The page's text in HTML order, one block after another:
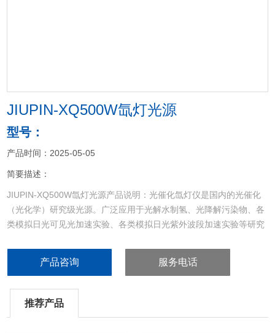
JIUPIN-XQ500W氙灯光源
型号：
产品时间：2025-05-05
简要描述：
JIUPIN-XQ500W氙灯光源产品说明：光催化氙灯仪是国内的光催化
（光化学）研究级光源。广泛应用于光解水制氢、光降解污染物、各
类模拟日光可见光加速实验、各类模拟日光紫外波段加速实验等研究
总体催化效果评价。该产品可配合多种反应器（系统）可完成固、
产品咨询 服务电话
推荐产品